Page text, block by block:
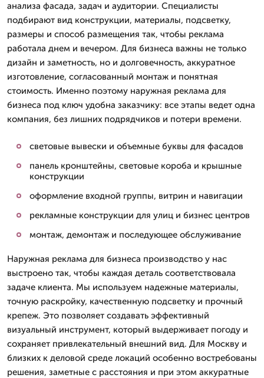
анализа фасада, задач и аудитории. Специалисты
подбирают вид конструкции, материалы, подсветку,
размеры и способ размещения так, чтобы реклама
работала днем и вечером. Для бизнеса важны не только
дизайн и заметность, но и долговечность, аккуратное
изготовление, согласованный монтаж и понятная
стоимость. Именно поэтому наружная реклама для
бизнеса под ключ удобна заказчику: все этапы ведет одна
компания, без лишних подрядчиков и потери времени.
световые вывески и объемные буквы для фасадов
панель кронштейны, световые короба и крышные
конструкции
оформление входной группы, витрин и навигации
рекламные конструкции для улиц и бизнес центров
монтаж, демонтаж и последующее обслуживание
Наружная реклама для бизнеса производство у нас
выстроено так, чтобы каждая деталь соответствовала
задаче клиента. Мы используем надежные материалы,
точную раскройку, качественную подсветку и прочный
крепеж. Это позволяет создавать эффективный
визуальный инструмент, который выдерживает погоду и
сохраняет привлекательный внешний вид. Для Москву и
близких к деловой среде локаций особенно востребованы
решения, заметные с расстояния и при этом аккуратные